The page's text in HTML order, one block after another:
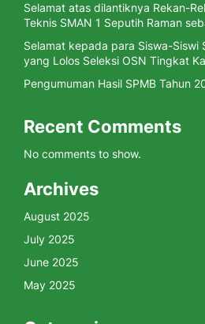
Selamat atas dilantiknya Rekan-
Teknis SMAN 1 Seputih Raman
Selamat kepada para Siswa-Siswi
yang Lolos Seleksi OSN Tingkat
Pengumuman Hasil SPMB Tahun
Recent Comments
No comments to show.
Archives
August 2025
July 2025
June 2025
May 2025